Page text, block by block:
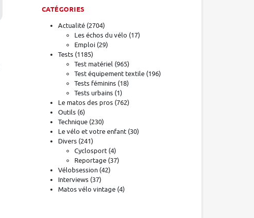
CATÉGORIES
Actualité (2704)
Les échos du vélo (17)
Emploi (29)
Tests (1185)
Test matériel (965)
Test équipement textile (196)
Tests féminins (18)
Tests urbains (1)
Le matos des pros (762)
Outils (6)
Technique (230)
Le vélo et votre enfant (30)
Divers (241)
Cyclosport (4)
Reportage (37)
Vélobsession (42)
Interviews (37)
Matos vélo vintage (4)